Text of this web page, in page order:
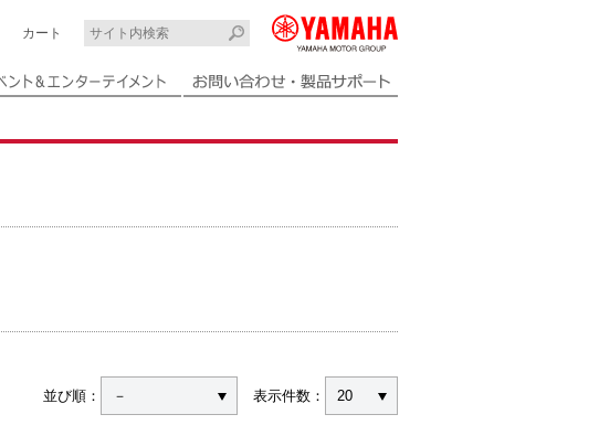
カート
並び順： － 表示件数： 20